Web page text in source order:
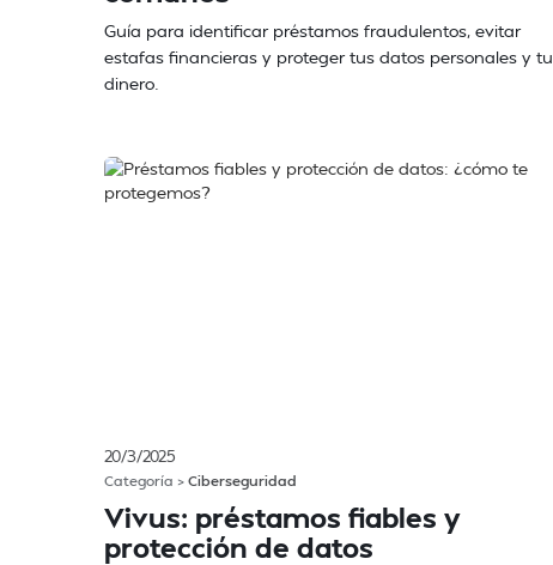
Guía para identificar préstamos fraudulentos, evitar
estafas financieras y proteger tus datos personales y tu
dinero.
20/3/2025
Categoría > Ciberseguridad
Vivus: préstamos fiables y
protección de datos